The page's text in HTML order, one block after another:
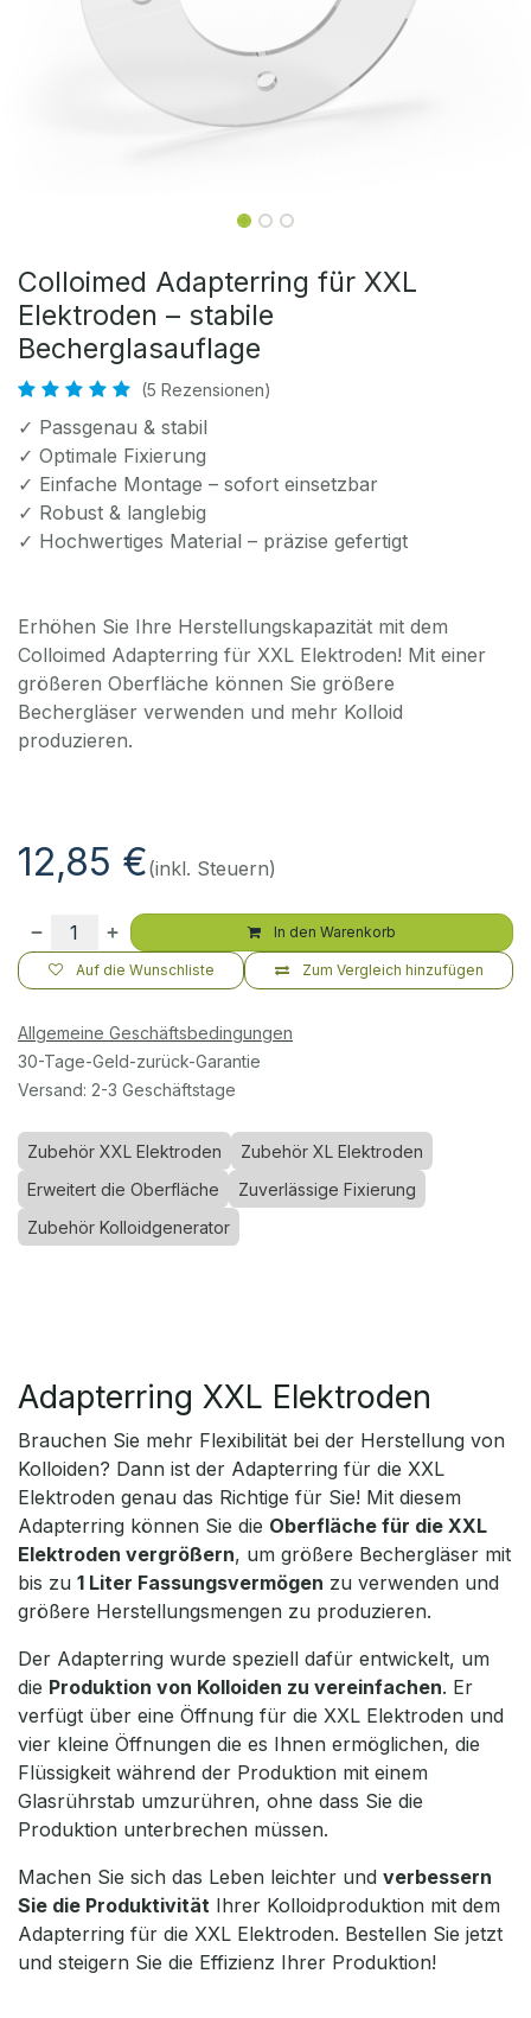
Colloimed Adapterring für XXL
Elektroden – stabile
Becherglasauflage
(5 Rezensionen)
✓ Passgenau & stabil
✓ Optimale Fixierung
✓ Einfache Montage – sofort einsetzbar
✓ Robust & langlebig
✓ Hochwertiges Material – präzise gefertigt
Erhöhen Sie Ihre Herstellungskapazität mit dem
Colloimed Adapterring für XXL Elektroden! Mit einer
größeren Oberfläche können Sie größere
Bechergläser verwenden und mehr Kolloid
produzieren.
12,85 €(inkl. Steuern)
In den Warenkorb
Zum Vergleich hinzufügen
Auf die Wunschliste
Allgemeine Geschäftsbedingungen
30-Tage-Geld-zurück-Garantie
Versand: 2-3 Geschäftstage
Zubehör XXL Elektroden
Zubehör XL Elektroden
Erweitert die Oberfläche
Zuverlässige Fixierung
Zubehör Kolloidgenerator
Adapterring XXL Elektroden
Brauchen Sie mehr Flexibilität bei der Herstellung von
Kolloiden? Dann ist der Adapterring für die XXL
Elektroden genau das Richtige für Sie! Mit diesem
Adapterring können Sie die Oberfläche für die XXL
Elektroden vergrößern, um größere Bechergläser mit
bis zu 1 Liter Fassungsvermögen zu verwenden und
größere Herstellungsmengen zu produzieren.
Der Adapterring wurde speziell dafür entwickelt, um
die Produktion von Kolloiden zu vereinfachen. Er
verfügt über eine Öffnung für die XXL Elektroden und
vier kleine Öffnungen die es Ihnen ermöglichen, die
Flüssigkeit während der Produktion mit einem
Glasrührstab umzurühren, ohne dass Sie die
Produktion unterbrechen müssen.
Machen Sie sich das Leben leichter und verbessern
Sie die Produktivität Ihrer Kolloidproduktion mit dem
Adapterring für die XXL Elektroden. Bestellen Sie jetzt
und steigern Sie die Effizienz Ihrer Produktion!